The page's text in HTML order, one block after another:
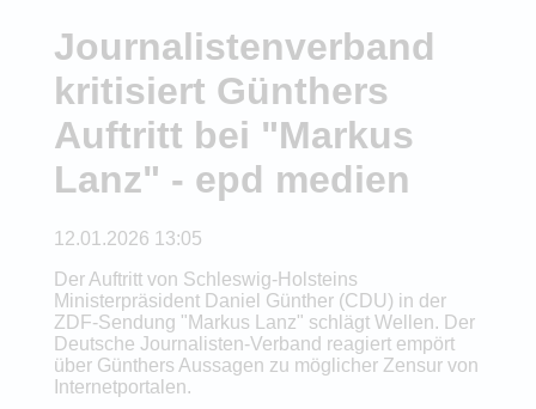
Journalistenverband
kritisiert Günthers
Auftritt bei "Markus
Lanz" - epd medien
12.01.2026 13:05
Der Auftritt von Schleswig-Holsteins
Ministerpräsident Daniel Günther (CDU) in der
ZDF-Sendung "Markus Lanz" schlägt Wellen. Der
Deutsche Journalisten-Verband reagiert empört
über Günthers Aussagen zu möglicher Zensur von
Internetportalen.